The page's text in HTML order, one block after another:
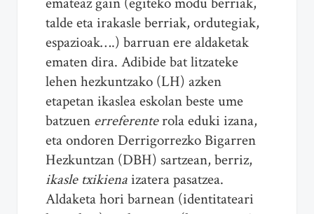
talde eta irakasle berriak, ordutegiak,
espazioak….) barruan ere aldaketak
ematen dira. Adibide bat litzateke
lehen hezkuntzako (LH) azken
etapetan ikaslea eskolan beste ume
batzuen erreferenterola eduki izana,
eta ondoren Derrigorrezko Bigarren
Hezkuntzan (DBH) sartzean, berriz,
ikasle txikienaizatera pasatzea.
Aldaketa hori barnean (identitateari